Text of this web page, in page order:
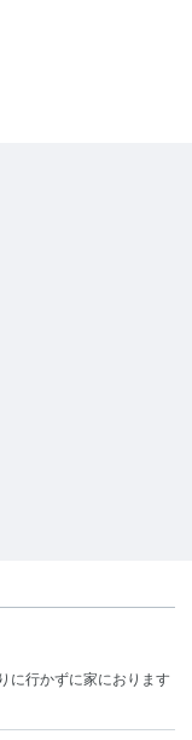
に行かずに家におります